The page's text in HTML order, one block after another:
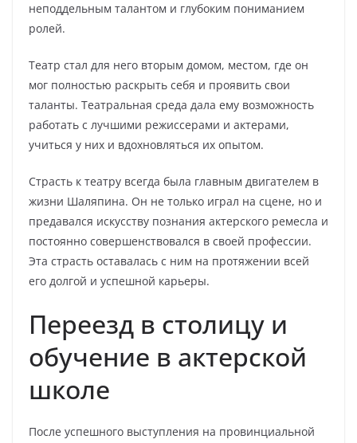
неподдельным талантом и глубоким пониманием
ролей.
Театр стал для него вторым домом, местом, где он
мог полностью раскрыть себя и проявить свои
таланты. Театральная среда дала ему возможность
работать с лучшими режиссерами и актерами,
учиться у них и вдохновляться их опытом.
Страсть к театру всегда была главным двигателем в
жизни Шаляпина. Он не только играл на сцене, но и
предавался искусству познания актерского ремесла и
постоянно совершенствовался в своей профессии.
Эта страсть оставалась с ним на протяжении всей
его долгой и успешной карьеры.
Переезд в столицу и
обучение в актерской
школе
После успешного выступления на провинциальной